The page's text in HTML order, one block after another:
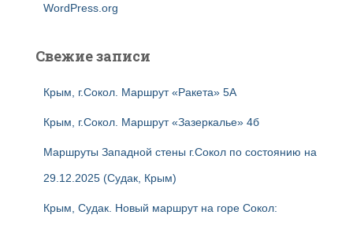
WordPress.org
Свежие записи
Крым, г.Сокол. Маршрут «Ракета» 5А
Крым, г.Сокол. Маршрут «Зазеркалье» 4б
Маршруты Западной стены г.Сокол по состоянию на
29.12.2025 (Судак, Крым)
Крым, Судак. Новый маршрут на горе Сокол: